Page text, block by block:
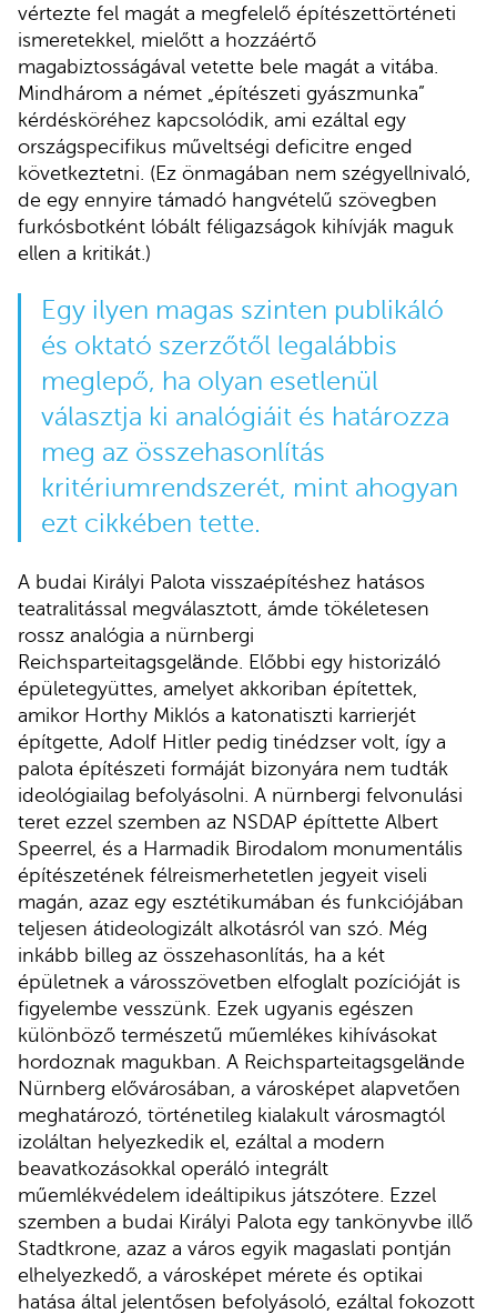
vértezte fel magát a megfelelő építészettörténeti
ismeretekkel, mielőtt a hozzáértő
magabiztosságával vetette bele magát a vitába.
Mindhárom a német „építészeti gyászmunka”
kérdésköréhez kapcsolódik, ami ezáltal egy
országspecifikus műveltségi deficitre enged
következtetni. (Ez önmagában nem szégyellnivaló,
de egy ennyire támadó hangvételű szövegben
furkósbotként lóbált féligazságok kihívják maguk
ellen a kritikát.)
Egy ilyen magas szinten publikáló
és oktató szerzőtől legalábbis
meglepő, ha olyan esetlenül
választja ki analógiáit és határozza
meg az összehasonlítás
kritériumrendszerét, mint ahogyan
ezt cikkében tette.
A budai Királyi Palota visszaépítéshez hatásos
teatralitással megválasztott, ámde tökéletesen
rossz analógia a nürnbergi
Reichsparteitagsgelände. Előbbi egy historizáló
épületegyüttes, amelyet akkoriban építettek,
amikor Horthy Miklós a katonatiszti karrierjét
építgette, Adolf Hitler pedig tinédzser volt, így a
palota építészeti formáját bizonyára nem tudták
ideológiailag befolyásolni. A nürnbergi felvonulási
teret ezzel szemben az NSDAP építtette Albert
Speerrel, és a Harmadik Birodalom monumentális
építészetének félreismerhetetlen jegyeit viseli
magán, azaz egy esztétikumában és funkciójában
teljesen átideologizált alkotásról van szó. Még
inkább billeg az összehasonlítás, ha a két
épületnek a városszövetben elfoglalt pozícióját is
figyelembe vesszünk. Ezek ugyanis egészen
különböző természetű műemlékes kihívásokat
hordoznak magukban. A Reichsparteitagsgelände
Nürnberg elővárosában, a városképet alapvetően
meghatározó, történetileg kialakult városmagtól
izoláltan helyezkedik el, ezáltal a modern
beavatkozásokkal operáló integrált
műemlékvédelem ideáltipikus játszótere. Ezzel
szemben a budai Királyi Palota egy tankönyvbe illő
Stadtkrone, azaz a város egyik magaslati pontján
elhelyezkedő, a városképet mérete és optikai
hatása által jelentősen befolyásoló, ezáltal fokozott